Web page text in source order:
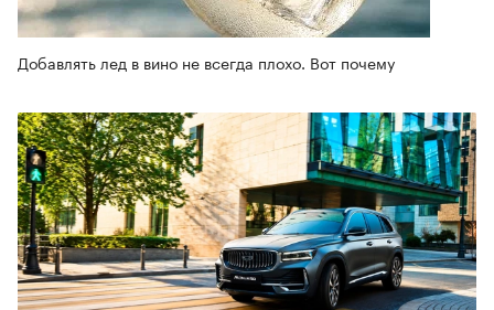
Добавлять лед в вино не всегда плохо. Вот почему